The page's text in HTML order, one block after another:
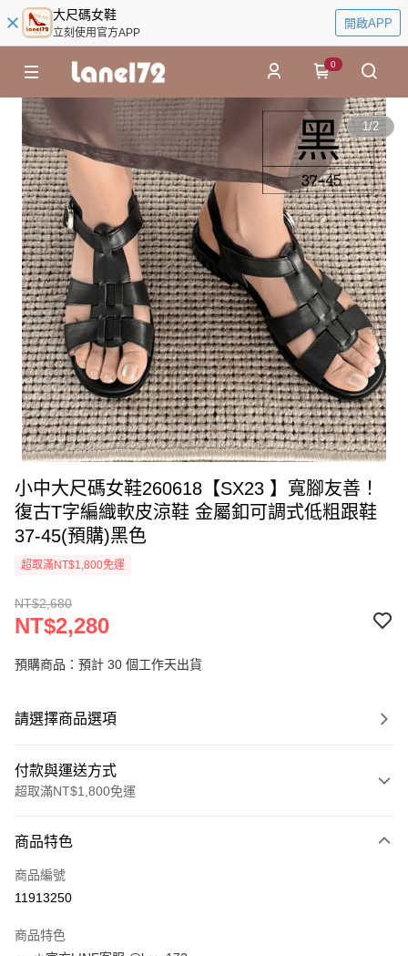
大尺碼女鞋
立刻使用官方APP
開啟APP
0
1/2
小中大尺碼女鞋260618【SX23 】寬腳友善！
復古T字編織軟皮涼鞋 金屬釦可調式低粗跟鞋
37-45(預購)黑色
超取滿NT$1,800免運
NT$2,680
NT$2,280
預購商品：預計 30 個工作天出貨
請選擇商品選項
付款與運送方式
超取滿NT$1,800免運
信用卡一次付款
超商取貨付款
商品特色
商品編號
11913250
商品特色